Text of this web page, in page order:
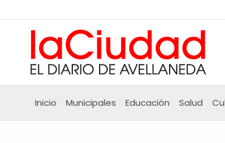
Inicio Municipales Educación Salud